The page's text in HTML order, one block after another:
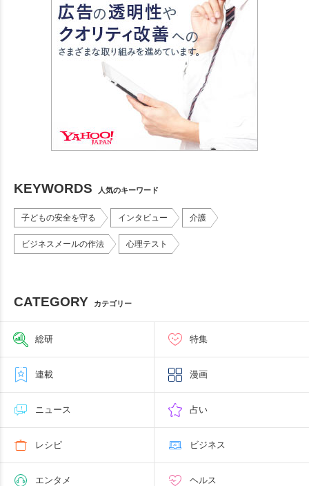
KEYWORDS 人気のキーワード
子どもの安全を守る インタビュー 介護
ビジネスメールの作法 心理テスト
CATEGORY カテゴリー
総研 特集
連載 漫画
ニュース 占い
レシピ ビジネス
エンタメ ヘルス